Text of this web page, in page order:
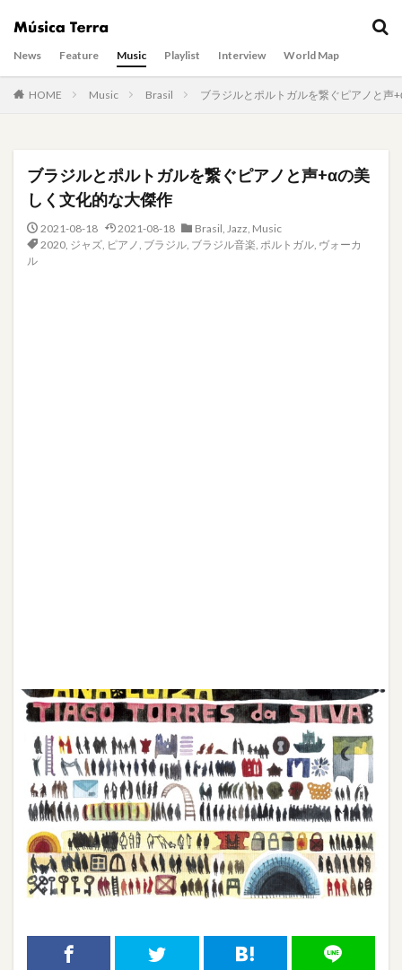
News Feature Music Playlist Interview World Map
HOME Music Brasil ブラジルとポルトガルを繋ぐピアノと声
ブラジルとポルトガルを繋ぐピアノと声+αの美
しく文化的な大傑作
2021-08-18 2021-08-18 Brasil, Jazz, Music
2020, ジャズ, ピアノ, ブラジル, ブラジル音楽, ポルトガル, ヴォーカ
ル